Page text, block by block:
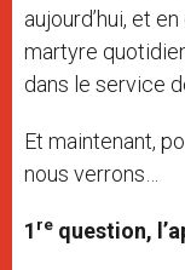
aujourd’hui, et
martyre
dans le service
Et maintenant,
nous verrons…
1 re question,